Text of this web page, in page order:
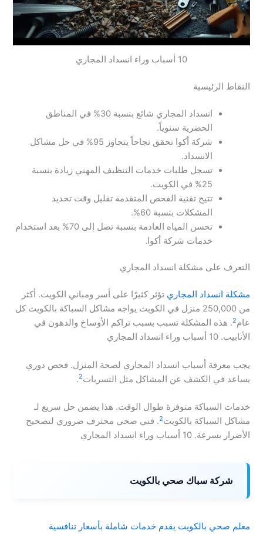
10 أسباب وراء انسداد المجاري
النقاط الرئيسية
انسداد المجاري شائع بنسبة 30% في المناطق
الحضرية سنوياً.
شركة أكوا تحقق نجاحاً يتجاوز 95% في حل مشاكل
الانسداد.
تسجل طلبات خدمات التنظيف المهني زيادة بنسبة
25% في الكويت.
تتيح تقنية الفحص المتقدمة تقليل وقت تحديد
المشكلات بنسبة 60%.
تحسن المياه العادمة بنسبة تصل إلى 70% بعد استخدام
خدمات شركة أكوا.
التعرف على مشكلة انسداد المجاري
مشكلة انسداد المجاري تؤثر كثيرًا على أسر ومباني الكويت. أكثر
من 250,000 منزل في الكويت يواجه مشاكل السباكة بالكويت كل
عام2. هذه المشكلة تسبب بسبب تراكم الأوساخ والدهون في
الأنابيب. 10 أسباب وراء انسداد المجاري
يجب معرفة أسباب انسداد المجاري لصحة المنزل. فحص دوري
يساعد في الكشف عن المشاكل مثل التسربات2
.
خدمات السباكة متوفرة طوال الوقت. هذا يضمن حل سريع لـ
مشاكل السباكة بالكويت2. فني صحي محترف ضروري لتصحيح
الأضرار بسرعة. 10 أسباب وراء انسداد المجاري
شركة سباك صحي بالكويت
معلم صحي بالكويت يقدم خدمات شاملة بأسعار تنافسية